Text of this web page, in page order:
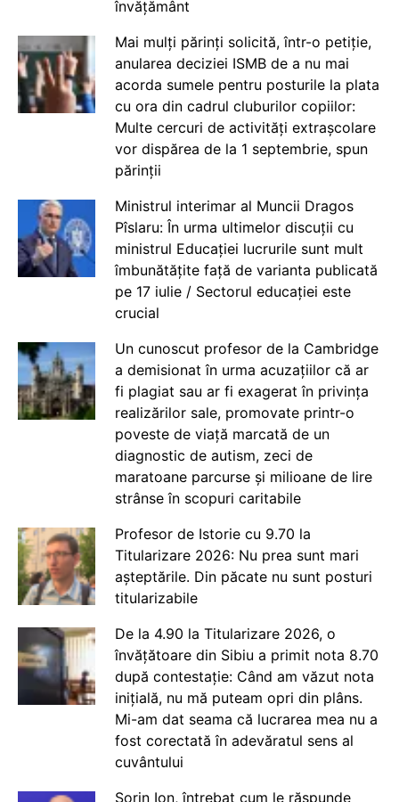
învățământ
Mai mulți părinți solicită, într-o petiție,
anularea deciziei ISMB de a nu mai
acorda sumele pentru posturile la plata
cu ora din cadrul cluburilor copiilor:
Multe cercuri de activități extrașcolare
vor dispărea de la 1 septembrie, spun
părinții
Ministrul interimar al Muncii Dragos
Pîslaru: În urma ultimelor discuții cu
ministrul Educației lucrurile sunt mult
îmbunătățite față de varianta publicată
pe 17 iulie / Sectorul educației este
crucial
Un cunoscut profesor de la Cambridge
a demisionat în urma acuzațiilor că ar
fi plagiat sau ar fi exagerat în privința
realizărilor sale, promovate printr-o
poveste de viață marcată de un
diagnostic de autism, zeci de
maratoane parcurse și milioane de lire
strânse în scopuri caritabile
Profesor de Istorie cu 9.70 la
Titularizare 2026: Nu prea sunt mari
așteptările. Din păcate nu sunt posturi
titularizabile
De la 4.90 la Titularizare 2026, o
învățătoare din Sibiu a primit nota 8.70
după contestație: Când am văzut nota
inițială, nu mă puteam opri din plâns.
Mi-am dat seama că lucrarea mea nu a
fost corectată în adevăratul sens al
cuvântului
Sorin Ion, întrebat cum le răspunde